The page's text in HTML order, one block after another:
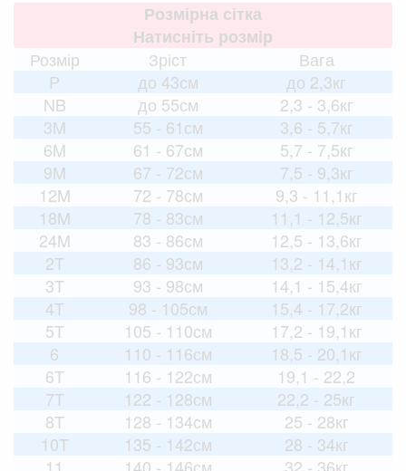
Розмірна сітка
Натисніть розмір
Розмір
Зріст
Вага
P
до 43см
до 2,3кг
NB
до 55см
2,3 - 3,6кг
3M
55 - 61см
3,6 - 5,7кг
6M
61 - 67см
5,7 - 7,5кг
9M
67 - 72см
7,5 - 9,3кг
12M
72 - 78см
9,3 - 11,1кг
18M
78 - 83см
11,1 - 12,5кг
24M
83 - 86см
12,5 - 13,6кг
2T
86 - 93см
13,2 - 14,1кг
3T
93 - 98см
14,1 - 15,4кг
4T
98 - 105см
15,4 - 17,2кг
5T
105 - 110см
17,2 - 19,1кг
6
110 - 116см
18,5 - 20,1кг
6T
116 - 122см
19,1 - 22,2
7T
122 - 128см
22,2 - 25кг
8T
128 - 134см
25 - 28кг
10T
135 - 142см
28 - 34кг
11
140 - 146см
32 - 36кг